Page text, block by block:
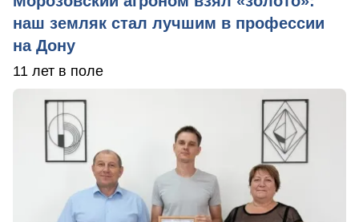
наш земляк стал лучшим в профессии
на Дону
11 лет в поле